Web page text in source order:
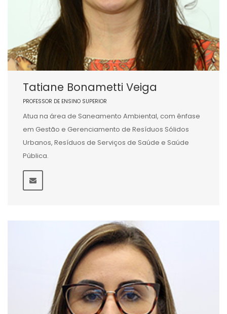
Tatiane Bonametti Veiga
PROFESSOR DE ENSINO SUPERIOR
Atua na área de Saneamento Ambiental, com ênfase
em Gestão e Gerenciamento de Resíduos Sólidos
Urbanos, Resíduos de Serviços de Saúde e Saúde
Pública.